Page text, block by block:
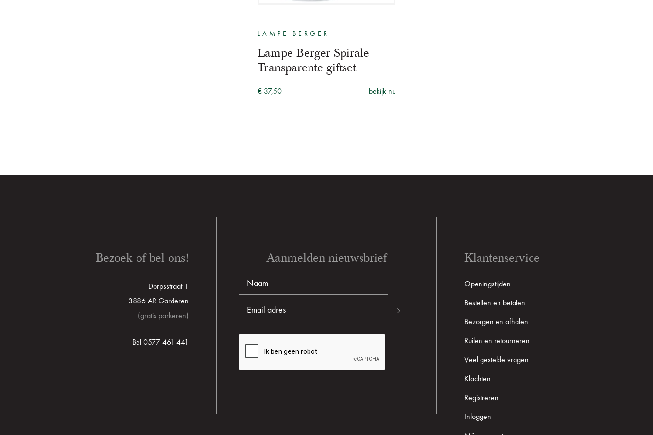
LAMPE BERGER
Lampe Berger Spirale
Transparente giftset
€ 37,50 bekijk nu
Aanmelden nieuwsbrief
Bezoek of bel ons!
Dorpsstraat 1
3886 AR Garderen
(gratis parkeren)
Bel 0577 461 441
Klantenservice
Openingstijden
Bestellen en betalen
Bezorgen en afhalen
Ruilen en retourneren
Veel gestelde vragen
Klachten
Registreren
Inloggen